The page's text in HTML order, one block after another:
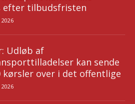
efter tilbudsfristen
Udløb af
kan sende
kørsler over i det offentlige